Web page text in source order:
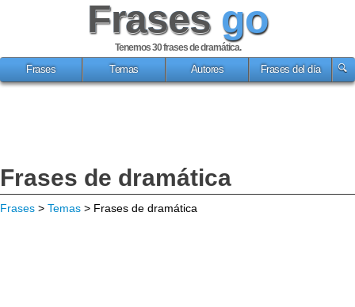
Frases go
Tenemos 30frases de dramática.
Frases
Temas Autores Frases del día
Frases de dramática
Frases > Temas > Frases de dramática